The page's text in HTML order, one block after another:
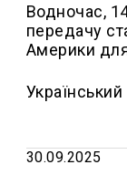
Водночас,
передачу
Америки
30.09.2025